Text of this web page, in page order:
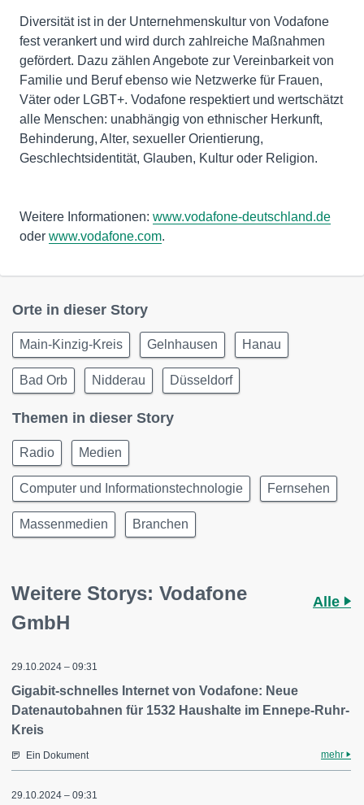
Diversität ist in der Unternehmenskultur von Vodafone
fest verankert und wird durch zahlreiche Maßnahmen
gefördert. Dazu zählen Angebote zur Vereinbarkeit von
Familie und Beruf ebenso wie Netzwerke für Frauen,
Väter oder LGBT+. Vodafone respektiert und wertschätzt
alle Menschen: unabhängig von ethnischer Herkunft,
Behinderung, Alter, sexueller Orientierung,
Geschlechtsidentität, Glauben, Kultur oder Religion.
Weitere Informationen: www.vodafone-deutschland.de
oder www.vodafone.com.
Orte in dieser Story
Main-Kinzig-Kreis Gelnhausen Hanau
Bad Orb Nidderau Düsseldorf
Themen in dieser Story
Radio Medien
Computer und Informationstechnologie Fernsehen
Massenmedien Branchen
Weitere Storys: Vodafone
GmbH
Alle
29.10.2024 – 09:31
Gigabit-schnelles Internet von Vodafone: Neue
Datenautobahnen für 1532 Haushalte im Ennepe-Ruhr-
Kreis
Ein Dokument mehr
29.10.2024 – 09:31